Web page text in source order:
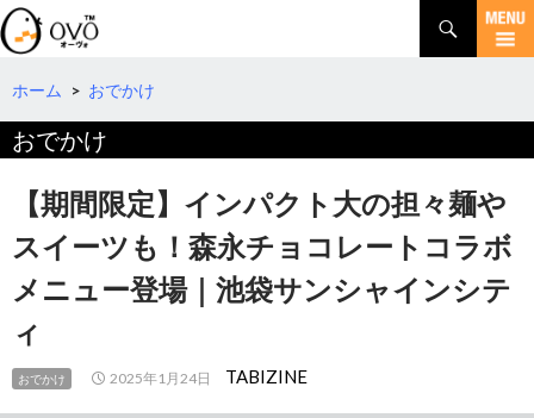
検
索
コ
テ
ツ
へ
ホーム > おでかけ
おでかけ
【期間限定】インパクト大の担々麺や
スイーツも！森永チョコレートコラボ
メニュー登場｜池袋サンシャインシテ
ィ
おでかけ 2025年1月24日 TABIZINE